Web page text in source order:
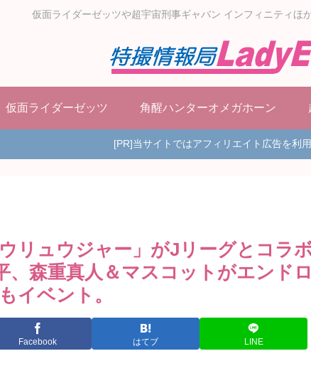
仮面ライダーゼッツや超宇宙刑事ギャバン インフィニティほ
仮面ライダーゼッツ 角醒ハンターオメガホーン
[PR]当サイトではアフィリエイト広告を利
リュウジャー」がJリーグとコラ
、森重真人＆マスコットがエンド
イベント。
Facebook はてブ LINE